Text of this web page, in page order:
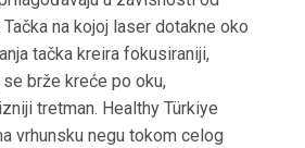
na kojoj laser dotakne oko
tačka kreira fokusiraniji,
brže kreće po oku,
tretman. Healthy Türkiye
vrhunsku negu tokom celog